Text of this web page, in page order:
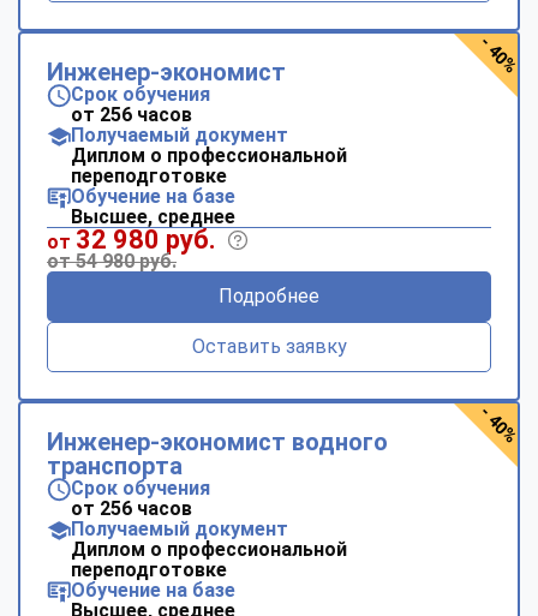
Инженер-экономист
Срок обучения
от 256 часов
Получаемый документ
Диплом о профессиональной
переподготовке
Обучение на базе
Высшее, среднее
от 32 980 руб.
от 54 980 руб.
Подробнее
Оставить заявку
- 40%
Инженер-экономист водного
транспорта
Срок обучения
от 256 часов
Получаемый документ
Диплом о профессиональной
переподготовке
Обучение на базе
Высшее, среднее
- 40%